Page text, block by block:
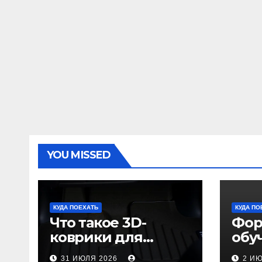
YOU MISSED
КУДА ПОЕХАТЬ
Что такое 3D-
коврики для
автомобиля и
31 ИЮЛЯ 2026
КУДА
2